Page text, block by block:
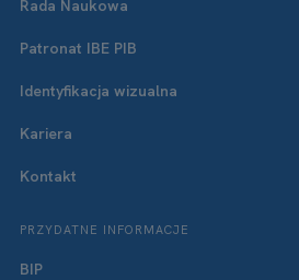
Rada Naukowa
Patronat IBE PIB
Identyfikacja wizualna
Kariera
Kontakt
PRZYDATNE INFORMACJE
BIP